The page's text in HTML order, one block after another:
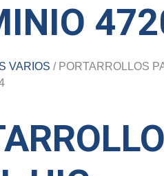
VARIOS / PORTARROLLOS